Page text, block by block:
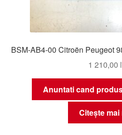
BSM-AB4-00 Citroën Peugeot
1 210,00
Anuntati cand
Citește mai